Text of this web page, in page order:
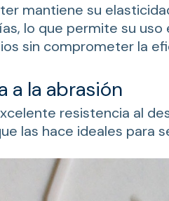
mantiene su
lo que permite su
sin comprometer la
a la abrasión
resistencia al
las hace ideales para